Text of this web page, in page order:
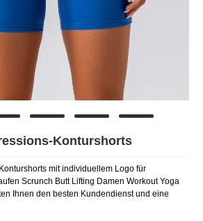
Konturshorts
mit individuellem Logo für
Scrunch Butt Lifting Damen Workout Yoga
Ihnen den besten Kundendienst und eine